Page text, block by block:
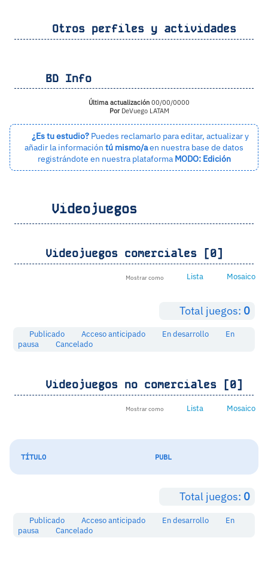
Otros perfiles y actividades
BD Info
Última actualización 00/00/0000
PorDeVuego LATAM
¿Es tu estudio? Puedes reclamarlo para editar, actualizar y
añadir la información tú mismo/aen nuestra base de datos
registrándote en nuestra plataforma MODO: Edición
Videojuegos
Videojuegos comerciales [0]
Mostrar como Lista Mosaico
Total juegos: 0
Publicado Acceso anticipado En desarrollo
En
pausa
Cancelado
Videojuegos no comerciales [0]
Mostrar como Lista Mosaico
TÍTULO PUBL
Total juegos: 0
Publicado Acceso anticipado En desarrollo
En
pausa
Cancelado